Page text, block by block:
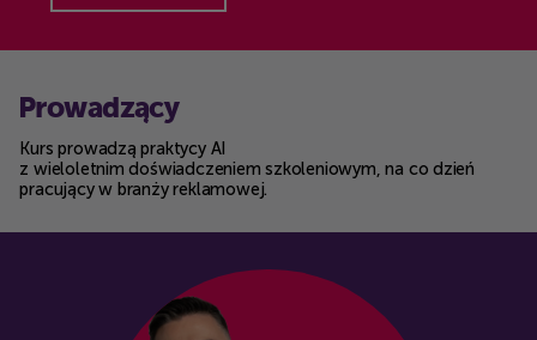
Prowadzący
Kurs prowadzą praktycy AI
z wieloletnim doświadczeniem szkoleniowym, na co dzień
pracujący w branży reklamowej.